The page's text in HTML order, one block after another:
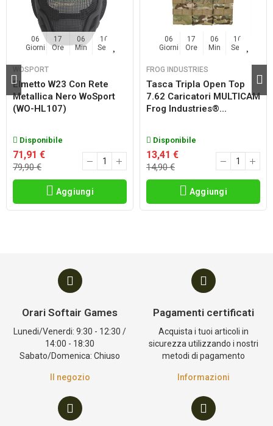
06
Giorni
17
Ore
06
Min
15
Sec
WOSPORT
Elmetto W23 Con Rete
Metallica Nero WoSport
(WO-HL107)
Disponibile
71,91 €
79,90 €
Aggiungi
06
Giorni
17
Ore
06
Min
15
Sec
FROG INDUSTRIES
Tasca Tripla Open Top
7.62 Caricatori MULTICAM
Frog Industries®...
Disponibile
13,41 €
14,90 €
Aggiungi
Orari Softair Games
Lunedi/Venerdi: 9:30 - 12:30 /
14:00 - 18:30
Sabato/Domenica: Chiuso
Il negozio
Pagamenti certificati
Acquista i tuoi articoli in
sicurezza utilizzando i nostri
metodi di pagamento
Informazioni